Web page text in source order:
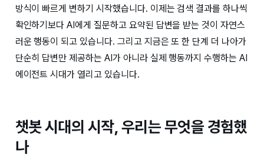
방식이 빠르게 변하기 시작했습니다. 이제는 검색 결과를 하나씩
확인하기보다 AI에게 질문하고 요약된 답변을 받는 것이 자연스
러운 행동이 되고 있습니다. 그리고 지금은 또 한 단계 더 나아가
단순히 답변만 제공하는 AI가 아니라 실제 행동까지 수행하는 AI
에이전트 시대가 열리고 있습니다.
챗봇 시대의 시작, 우리는 무엇을 경험했
나